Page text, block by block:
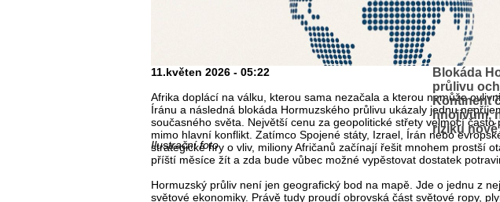
Blokáda
průlivu
Kontinent
hnojivům,
riziku
Ilustrační foto
11.květen 2026 - 05:22
Afrika doplácí na válku, kterou sama nezačala a kterou nemůže
Íránu a následná blokáda Hormuzského průlivu ukázaly jednu
současného světa. Největší cenu za geopolitické střety velmocí
mimo hlavní konflikt. Zatímco Spojené státy, Izrael, Írán nebo
strategické hry o vliv, miliony Afričanů začínají řešit mnohem prostší
příští měsíce žít a zda bude vůbec možné vypěstovat dostatek
Hormuzský průliv není jen geografický bod na mapě. Jde o jednu z
světové ekonomiky. Právě tudy proudí obrovská část světové ropy,